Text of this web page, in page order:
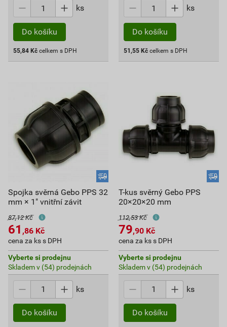
ks
Do košíku
55,84 Kč celkem s DPH
ks
Do košíku
51,55 Kč celkem s DPH
Spojka svěrná Gebo PPS 32
mm × 1" vnitřní závit
87,12 Kč
61 ,86 Kč
cena za ks s DPH
Vyberte si prodejnu
Skladem v (54) prodejnách
ks
Do košíku
T-kus svěrný Gebo PPS
20×20×20 mm
112,53 Kč
79,90 Kč
cena za ks s DPH
Vyberte si prodejnu
Skladem v (54) prodejnách
ks
Do košíku